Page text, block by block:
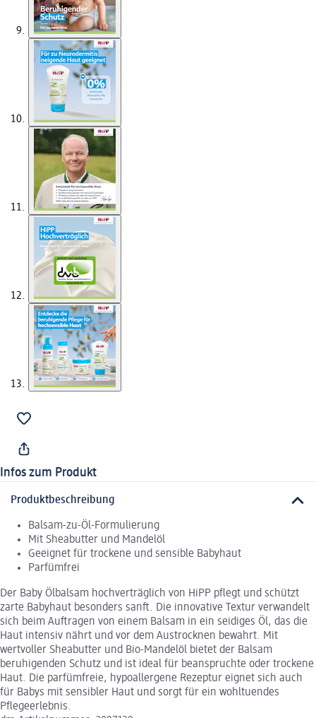
Infos zum Produkt
Produktbeschreibung
Balsam-zu-Öl-Formulierung
Mit Sheabutter und Mandelöl
Geeignet für trockene und sensible Babyhaut
Parfümfrei
Der Baby Ölbalsam hochverträglich von HiPP pflegt und schützt
zarte Babyhaut besonders sanft. Die innovative Textur verwandelt
sich beim Auftragen von einem Balsam in ein seidiges Öl, das die
Haut intensiv nährt und vor dem Austrocknen bewahrt. Mit
wertvoller Sheabutter und Bio-Mandelöl bietet der Balsam
beruhigenden Schutz und ist ideal für beanspruchte oder trockene
Haut. Die parfümfreie, hypoallergene Rezeptur eignet sich auch
für Babys mit sensibler Haut und sorgt für ein wohltuendes
Pflegeerlebnis.